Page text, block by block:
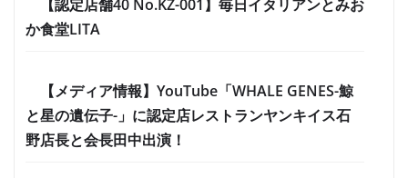
【認定店舗40 No.KZ-001】毎日イタリアンとみお
か食堂LITA
【メディア情報】YouTube「WHALE GENES-鯨
と星の遺伝子-」に認定店レストランヤンキイス石
野店長と会長田中出演！